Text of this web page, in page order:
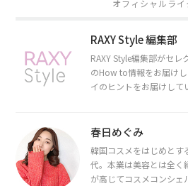
オフィシャルライ
RAXY Style 編集部
RAXY Style編集部がセ
のHow to情報をお届け
イのヒントをお届けし
春日めぐみ
韓国コスメをはじめとす
代。本業は美容とは全く
が高じてコスメコンシェ